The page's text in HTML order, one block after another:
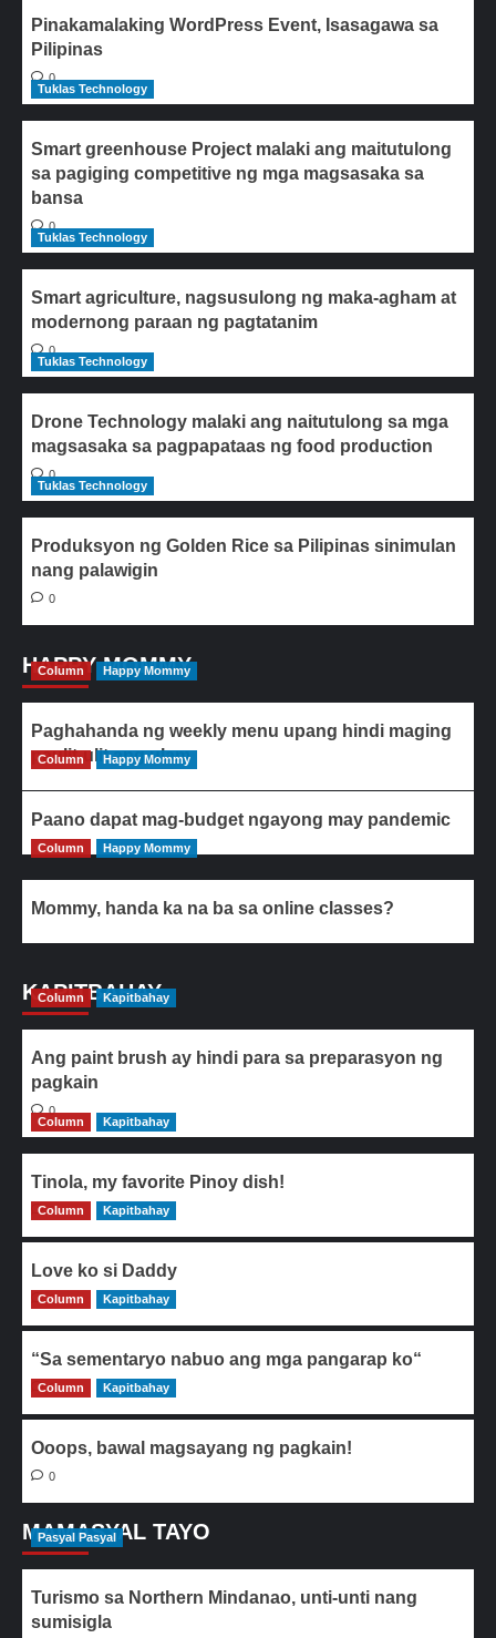
Pinakamalaking WordPress Event, Isasagawa sa
Pilipinas
0
Tuklas Technology
Smart greenhouse Project malaki ang maitutulong
sa pagiging competitive ng mga magsasaka sa
bansa
0
Tuklas Technology
Smart agriculture, nagsusulong ng maka-agham at
modernong paraan ng pagtatanim
0
Tuklas Technology
Drone Technology malaki ang naitutulong sa mga
magsasaka sa pagpapataas ng food production
0
Tuklas Technology
Produksyon ng Golden Rice sa Pilipinas sinimulan
nang palawigin
0
HAPPY MOMMY
Column Happy Mommy
Paghahanda ng weekly menu upang hindi maging
paulit-ulit ang ulam
Column Happy Mommy
Paano dapat mag-budget ngayong may pandemic
Column Happy Mommy
Mommy, handa ka na ba sa online classes?
KAPITBAHAY
Column Kapitbahay
Ang paint brush ay hindi para sa preparasyon ng
pagkain
0
Column
Kapitbahay
Tinola, my favorite Pinoy dish!
0
Column Kapitbahay
Love ko si Daddy
0
Column Kapitbahay
“Sa sementaryo nabuo ang mga pangarap ko“
0
Column Kapitbahay
Ooops, bawal magsayang ng pagkain!
0
MAMASYAL TAYO
Pasyal Pasyal
Turismo sa Northern Mindanao, unti-unti nang
sumisigla